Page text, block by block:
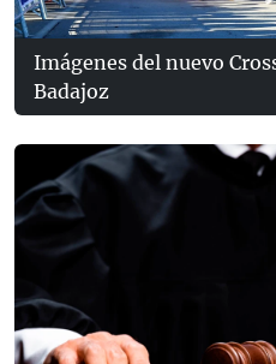
Imágenes del nuevo
Badajoz